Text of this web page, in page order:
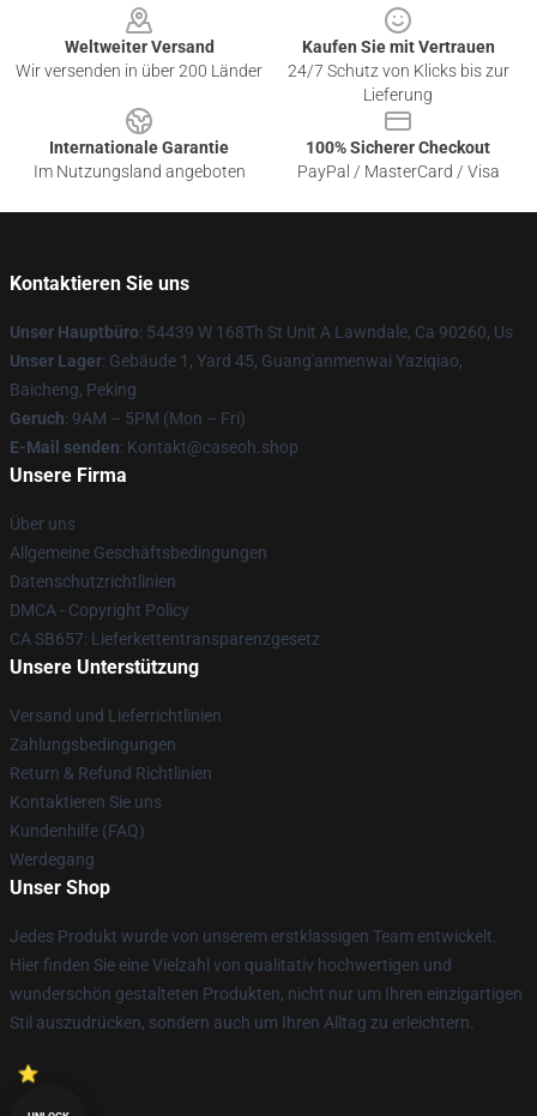
Weltweiter Versand
Wir versenden in über 200 Länder
Kaufen Sie mit Vertrauen
24/7 Schutz von Klicks bis zur
Lieferung
Internationale Garantie
Im Nutzungsland angeboten
100% Sicherer Checkout
PayPal / MasterCard / Visa
Kontaktieren Sie uns
Unser Hauptbüro: 54439 W 168Th St Unit A Lawndale, Ca 90260, Us
Unser Lager: Gebäude 1, Yard 45, Guang'anmenwai Yaziqiao,
Baicheng, Peking
Geruch: 9AM – 5PM (Mon – Fri)
E-Mail senden: Kontakt@caseoh.shop
Unsere Firma
Über uns
Allgemeine Geschäftsbedingungen
Datenschutzrichtlinien
DMCA - Copyright Policy
CA SB657: Lieferkettentransparenzgesetz
Unsere Unterstützung
Versand und Lieferrichtlinien
Zahlungsbedingungen
Return & Refund Richtlinien
Kontaktieren Sie uns
Kundenhilfe (FAQ)
Werdegang
Unser Shop
Jedes Produkt wurde von unserem erstklassigen Team entwickelt.
Hier finden Sie eine Vielzahl von qualitativ hochwertigen und
wunderschön gestalteten Produkten, nicht nur um Ihren einzigartigen
Stil auszudrücken, sondern auch um Ihren Alltag zu erleichtern.